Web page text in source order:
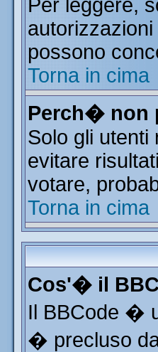
Per leggere,
possono
Torna in cima
Perch� non
Solo gli utenti
evitare
votare,
Torna in cima
Cos'� il
Il BBCode �
� precluso